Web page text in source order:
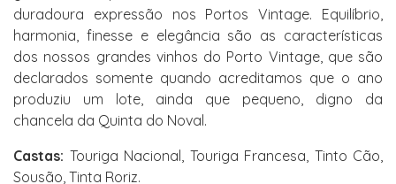
duradoura expressão nos Portos Vintage. Equilíbrio,
harmonia, finesse e elegância são as características
dos nossos grandes vinhos do Porto Vintage, que são
declarados somente quando acreditamos que o ano
produziu um lote, ainda que pequeno, digno da
chancela da Quinta do Noval.
Castas: Touriga Nacional, Touriga Francesa, Tinto Cão,
Sousão, Tinta Roriz.